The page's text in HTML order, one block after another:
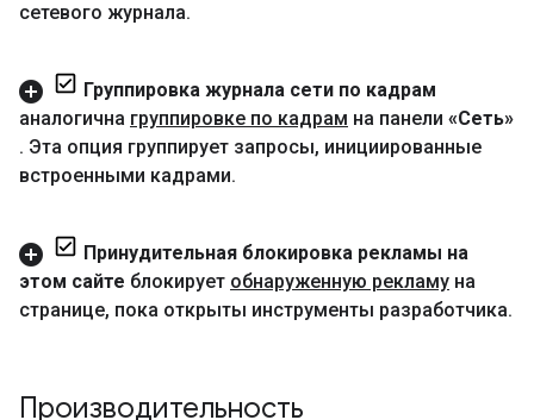
сетевого журнала.
Группировка журнала сети по кадрам
аналогична группировке по кадрам на панели «Сеть»
. Эта опция группирует запросы, инициированные
встроенными кадрами.
Принудительная блокировка рекламы на
этом сайте блокирует обнаруженную рекламу на
странице, пока открыты инструменты разработчика.
Производительность